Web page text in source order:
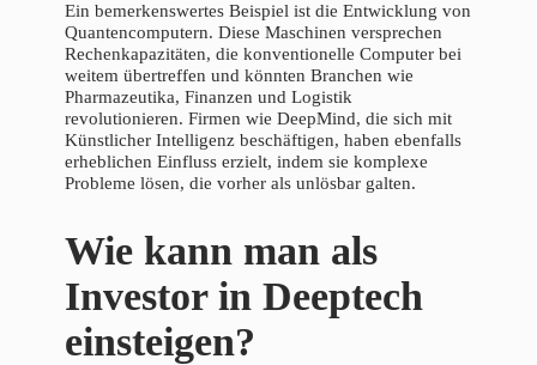
Ein bemerkenswertes Beispiel ist die Entwicklung von
Quantencomputern. Diese Maschinen versprechen
Rechenkapazitäten, die konventionelle Computer bei
weitem übertreffen und könnten Branchen wie
Pharmazeutika, Finanzen und Logistik
revolutionieren. Firmen wie DeepMind, die sich mit
Künstlicher Intelligenz beschäftigen, haben ebenfalls
erheblichen Einfluss erzielt, indem sie komplexe
Probleme lösen, die vorher als unlösbar galten.
Wie kann man als
Investor in Deeptech
einsteigen?